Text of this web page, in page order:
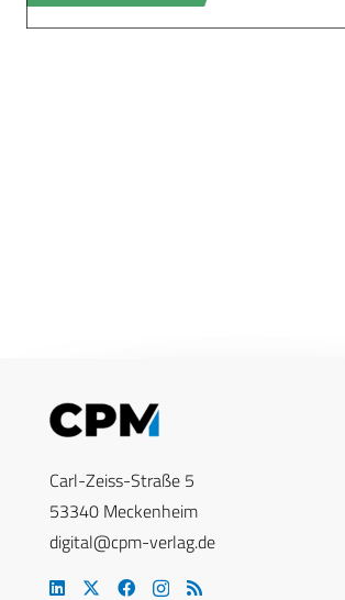
Carl-Zeiss-Straße 5
53340 Meckenheim
digital@cpm-verlag.de